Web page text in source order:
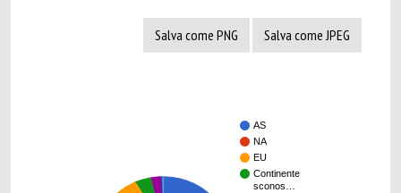
Salva come PNG Salva come JPEG
AS
NA
EU
Continente
sconos…